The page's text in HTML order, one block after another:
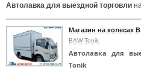
Автолавка для выездной торговли
Магазин на колесах
BAW-Tonik
Автолавка для
Tonik